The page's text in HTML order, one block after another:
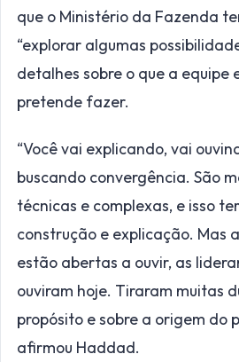
que o Ministério da Fazenda
“explorar algumas
detalhes sobre o que a equipe
pretende fazer.
“Você vai explicando, vai
buscando convergência. São
técnicas e complexas, e isso
construção e explicação. Mas
estão abertas a ouvir, as
ouviram hoje. Tiraram muitas
propósito e sobre a origem do
afirmou Haddad.